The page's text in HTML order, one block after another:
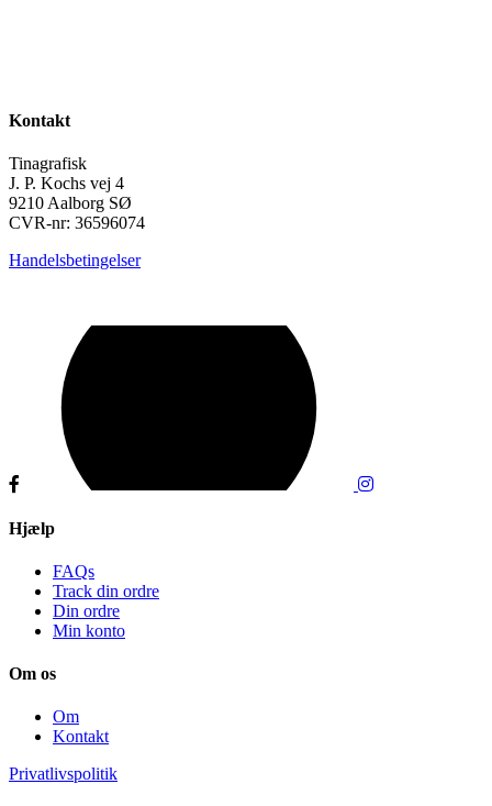
Kontakt
Tinagrafisk
J. P. Kochs vej 4
9210 Aalborg SØ
CVR-nr: 36596074
Handelsbetingelser
Hjælp
FAQs
Track din ordre
Din ordre
Min konto
Om os
Om
Kontakt
Privatlivspolitik